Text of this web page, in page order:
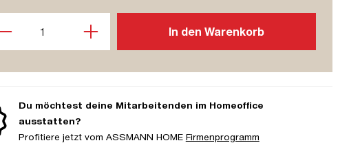
In den Warenkorb
Du möchtest deine Mitarbeitenden im Homeoffice
ausstatten?
Profitiere jetzt vom ASSMANN HOME Firmenprogramm